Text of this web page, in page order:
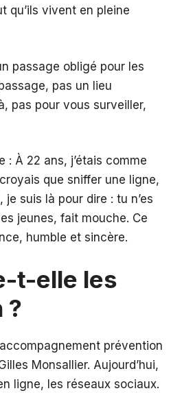
qu’ils vivent en pleine
passage obligé pour les
pas un lieu
pas pour vous surveiller,
À 22 ans, j’étais comme
que sniffer une ligne,
je suis là pour dire : tu n’es
jeunes, fait mouche. Ce
humble et sincère.
t-elle les
?
prévention
Monsallier. Aujourd’hui,
ligne, les réseaux sociaux.